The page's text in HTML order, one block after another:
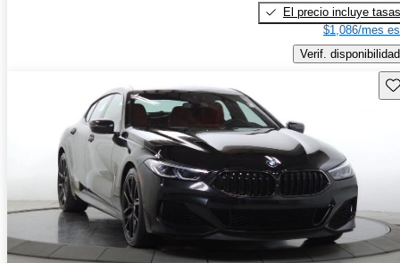
El precio incluye tasas
$1,086/mes
Verif. disponibilidad